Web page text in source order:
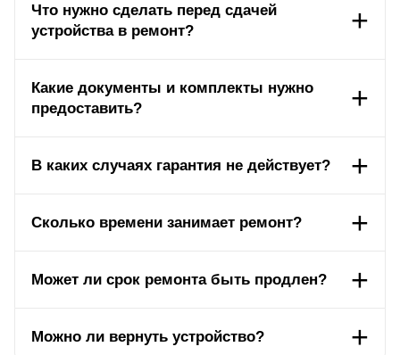
Что нужно сделать перед сдачей
устройства в ремонт?
Какие документы и комплекты нужно
предоставить?
В каких случаях гарантия не действует?
Сколько времени занимает ремонт?
Может ли срок ремонта быть продлен?
Можно ли вернуть устройство?